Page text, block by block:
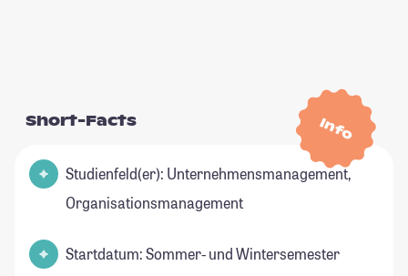
Info
Short-Facts
Studienfeld(er): Unternehmensmanagement,
Organisationsmanagement
Startdatum: Sommer- und Wintersemester